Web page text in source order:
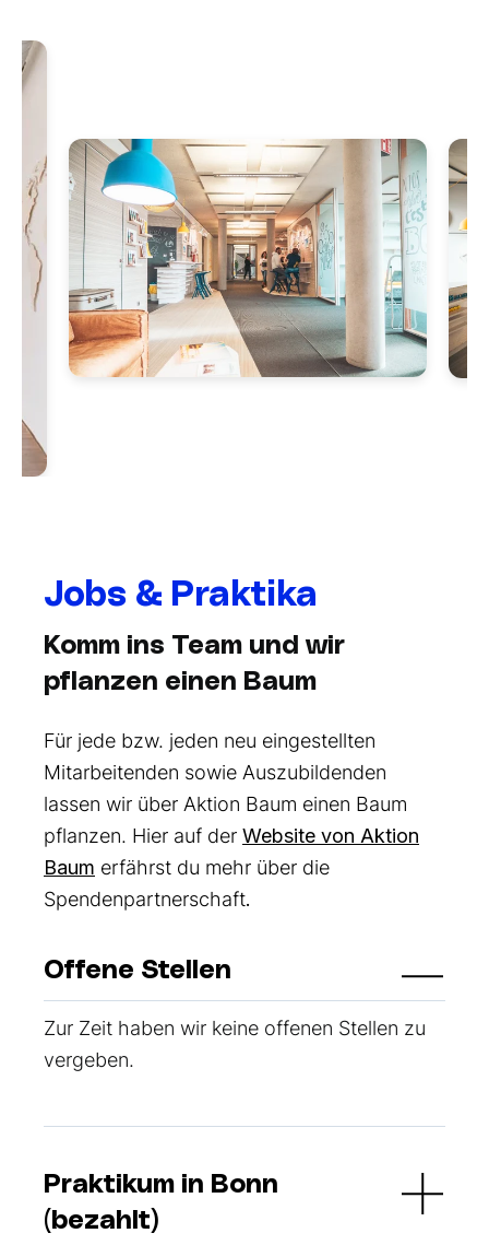
Jobs & Praktika
Komm ins Team und wir
pflanzen einen Baum
Für jede bzw. jeden neu eingestellten
Mitarbeitenden sowie Auszubildenden
lassen wir über Aktion Baum einen Baum
pflanzen. Hier auf der Website von Aktion
Baum erfährst du mehr über die
Spendenpartnerschaft.
Offene Stellen
Zur Zeit haben wir keine offenen Stellen zu
vergeben.
Praktikum in Bonn
(bezahlt)